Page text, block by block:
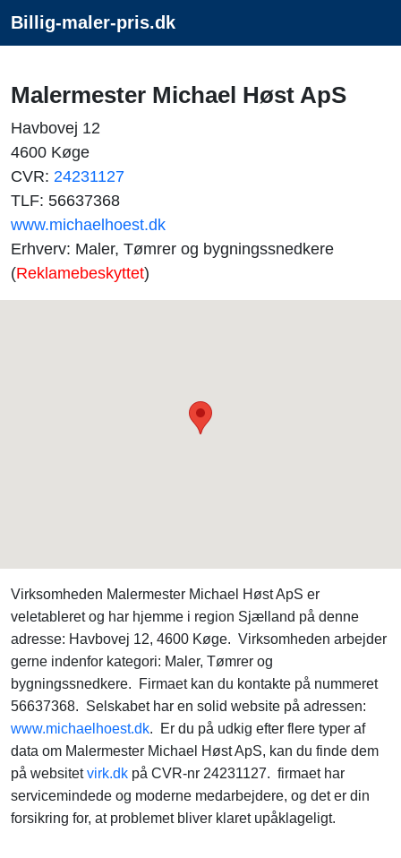
Billig-maler-pris.dk
Malermester Michael Høst ApS
Havbovej 12
4600 Køge
CVR: 24231127
TLF: 56637368
www.michaelhoest.dk
Erhverv: Maler, Tømrer og bygningssnedkere
(Reklamebeskyttet)
Virksomheden Malermester Michael Høst ApS er
veletableret og har hjemme i region Sjælland på denne
adresse: Havbovej 12, 4600 Køge. Virksomheden arbejder
gerne indenfor kategori: Maler, Tømrer og
bygningssnedkere. Firmaet kan du kontakte på nummeret
56637368. Selskabet har en solid website på adressen:
www.michaelhoest.dk. Er du på udkig efter flere typer af
data om Malermester Michael Høst ApS, kan du finde dem
på websitetvirk.dk på CVR-nr 24231127. firmaet har
servicemindede og moderne medarbejdere, og det er din
forsikring for, at problemet bliver klaret upåklageligt.